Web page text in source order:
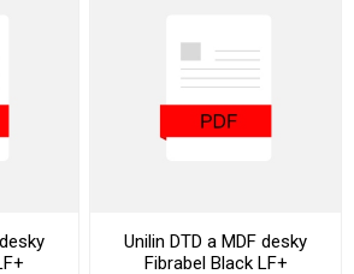
Unilin DTD a MDF desky
Fibrabel Black LF+